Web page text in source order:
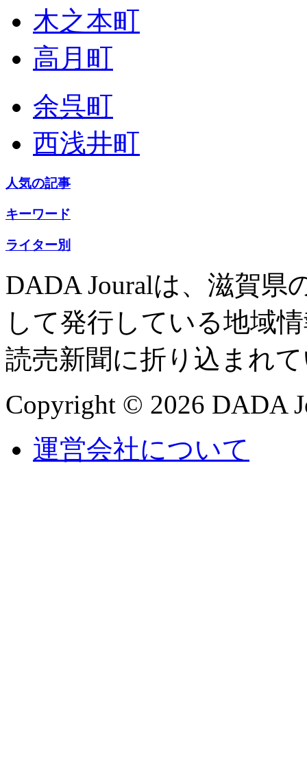
木之本町
高月町
余呉町
西浅井町
人気の記事
キーワード
ライター別
DADA Jouralは、滋賀県
して発行している地域
読売新聞に折り込まれ
Copyright © 2026 DADA
運営会社について